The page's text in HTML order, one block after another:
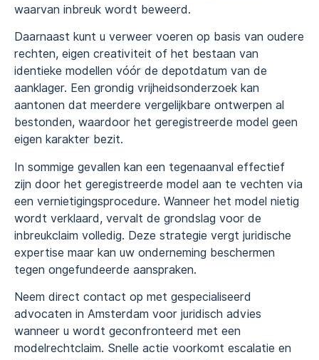
waarvan inbreuk wordt beweerd.
Daarnaast kunt u verweer voeren op basis van oudere
rechten, eigen creativiteit of het bestaan van
identieke modellen vóór de depotdatum van de
aanklager. Een grondig vrijheidsonderzoek kan
aantonen dat meerdere vergelijkbare ontwerpen al
bestonden, waardoor het geregistreerde model geen
eigen karakter bezit.
In sommige gevallen kan een tegenaanval effectief
zijn door het geregistreerde model aan te vechten via
een vernietigingsprocedure. Wanneer het model nietig
wordt verklaard, vervalt de grondslag voor de
inbreukclaim volledig. Deze strategie vergt juridische
expertise maar kan uw onderneming beschermen
tegen ongefundeerde aanspraken.
Neem direct contact op met gespecialiseerd
advocaten in Amsterdam voor juridisch advies
wanneer u wordt geconfronteerd met een
modelrechtclaim. Snelle actie voorkomt escalatie en